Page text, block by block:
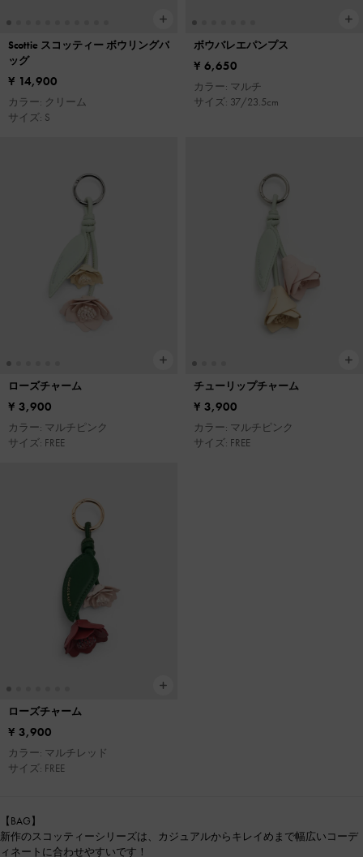
Scottie スコッティー ボウリングバ
ッグ
¥ 14,900
カラー: クリーム
サイズ: S
ボウバレエパンプス
¥ 6,650
カラー: マルチ
サイズ: 37/23.5cm
ローズチャーム
¥ 3,900
カラー: マルチピンク
サイズ: FREE
チューリップチャーム
¥ 3,900
カラー: マルチピンク
サイズ: FREE
ローズチャーム
¥ 3,900
カラー: マルチレッド
サイズ: FREE
【BAG】
新作のスコッティーシリーズは、カジュアルからキレイめまで幅広いコーデ
ィネートに合わせやすいです！